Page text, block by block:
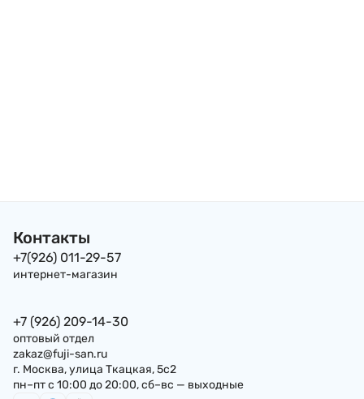
Контакты
+7(926) 011-29-57
интернет-магазин
+7 (926) 209-14-30
оптовый отдел
zakaz@fuji-san.ru
г. Москва, улица Ткацкая, 5с2
пн–пт с 10:00 до 20:00, сб–вс — выходные